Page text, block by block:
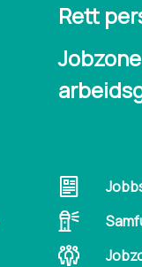
Rett